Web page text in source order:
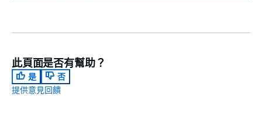
此頁面是否有幫助？
是
否
提供意見回饋